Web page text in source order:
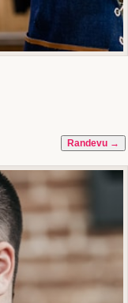
Randevu →